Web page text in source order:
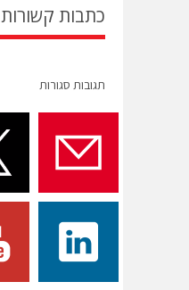
כתבות קשורות
תגובות סגורות